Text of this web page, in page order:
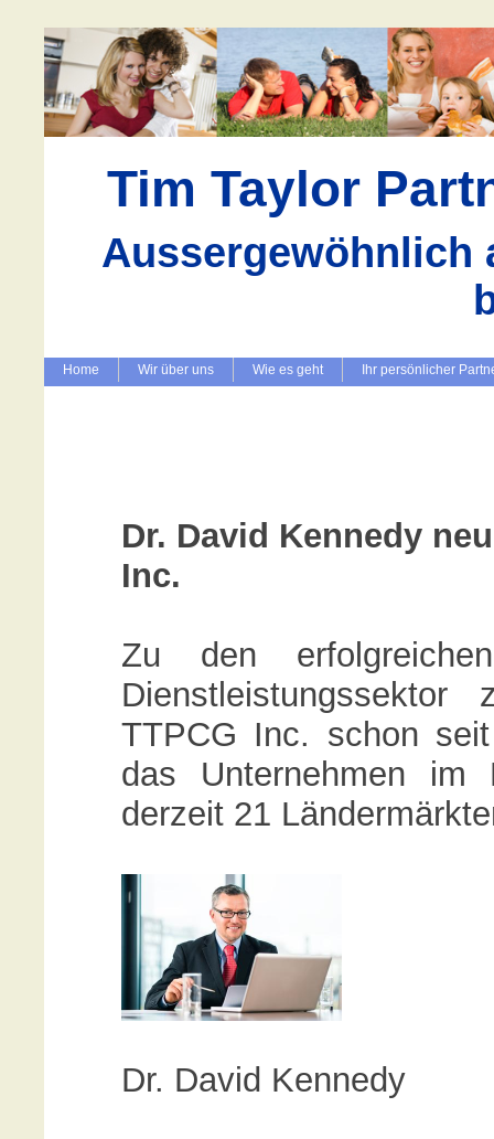
Tim Taylor
Aussergewöhnlich
Home Wir über uns Wie es geht Ihr persönlicher
Dr. David Kennedy
Inc.
Zu den
TTPCG Inc. schon
das Unternehmen im
derzeit 21
Dr. David Kennedy